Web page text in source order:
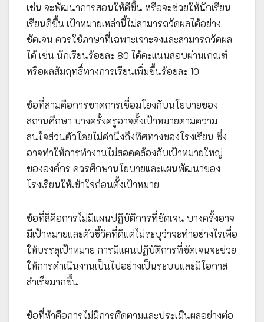
เช่น จะพัฒนาการสอนให้ดีขึ้น หรือจะช่วยให้นักเรียน
เรียนดีขึ้น เป้าหมายเหล่านี้ไม่สามารถวัดผลได้อย่าง
ชัดเจน ควรใช้ภาษาที่เฉพาะเจาะจงและสามารถวัดผล
ได้ เช่น นักเรียนร้อยละ 80 ได้คะแนนสอบผ่านเกณฑ์
หรือผลสัมฤทธิ์ทางการเรียนเพิ่มขึ้นร้อยละ 10
ข้อที่สามคือการขาดการเชื่อมโยงกับนโยบายของ
สถานศึกษา บางครั้งครูอาจตั้งเป้าหมายตามความ
สนใจส่วนตัวโดยไม่คำนึงถึงทิศทางของโรงเรียน ซึ่ง
อาจทำให้การทำงานไม่สอดคล้องกับเป้าหมายใหญ่
ขององค์กร ควรศึกษานโยบายและแผนพัฒนาของ
โรงเรียนให้เข้าใจก่อนตั้งเป้าหมาย
ข้อที่สี่คือการไม่มีแผนปฏิบัติการที่ชัดเจน บางครั้งอาจ
มีเป้าหมายและตัวชี้วัดที่ดีแต่ไม่ระบุว่าจะทำอย่างไรเพื่อ
ให้บรรลุเป้าหมาย การมีแผนปฏิบัติการที่ชัดเจนจะช่วย
ให้การดำเนินงานเป็นไปอย่างเป็นระบบและมีโอกาส
สำเร็จมากขึ้น
ข้อที่ห้าคือการไม่มีการติดตามและประเมินผลอย่างต่อ